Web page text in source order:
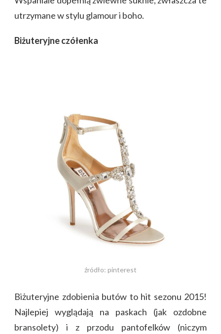
utrzymane w stylu glamour i boho.
Biżuteryjne czółenka
źródło: pinterest
Biżuteryjne zdobienia butów to hit sezonu 2015!
Najlepiej wyglądają na paskach (jak ozdobne
bransolety) i z przodu pantofelków (niczym